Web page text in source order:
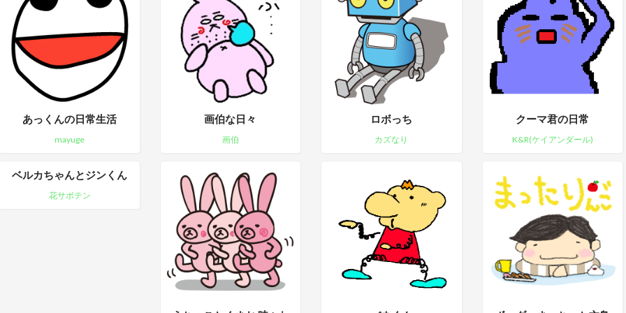
あっくんの日常生活
mayuge
画伯な日々
画伯
ロボっち
カズなり
クーマ君の日常
K&R(ケイアンダール)
ベルカちゃんとジンくん
花サボテン